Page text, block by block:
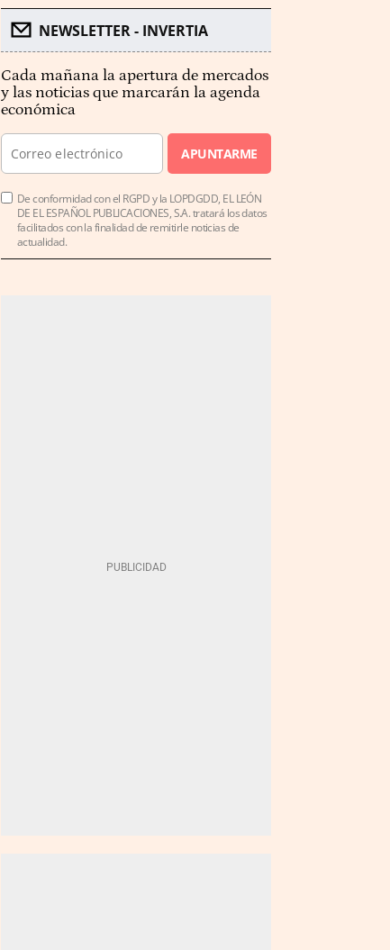
NEWSLETTER - INVERTIA
Cada mañana la apertura de mercados
y las noticias que marcarán la agenda
económica
APUNTARME
De conformidad con el RGPD y la LOPDGDD, EL LEÓN
DE EL ESPAÑOL PUBLICACIONES, S.A. tratará los datos
facilitados con la finalidad de remitirle noticias de
actualidad.